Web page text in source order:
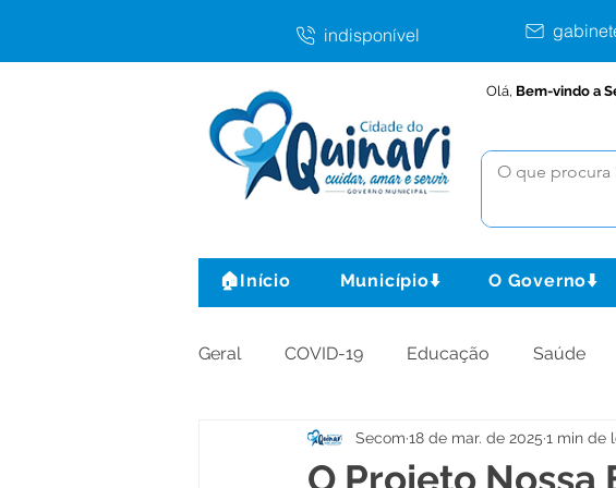
indisponível
Olá, Bem-vindo a
🏠Início Município⬇️ O Governo⬇️
Geral COVID-19 Educação Saúde
Agricultura e Produção Comunidade
O Projeto Nossa
Secom 18 de mar. de 2025 1 min de